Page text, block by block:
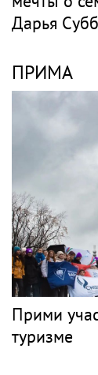
Дарья
ПРИМА
Прими
туризме